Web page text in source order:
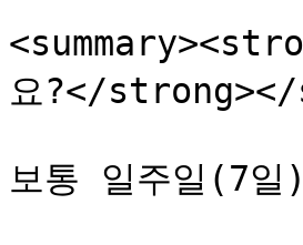
요?</strong></
보통 일주일(7